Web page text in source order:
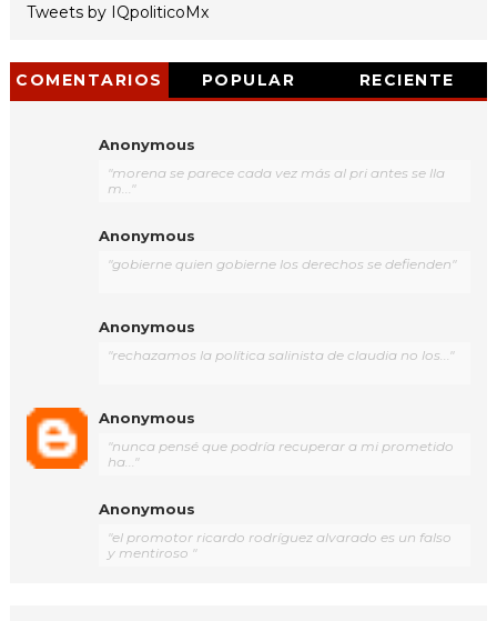
Tweets by IQpoliticoMx
COMENTARIOS POPULAR RECIENTE
Anonymous
"morena se parece cada vez más al pri antes se lla
m..."
Anonymous
"gobierne quien gobierne los derechos se defienden"
Anonymous
"rechazamos la política salinista de claudia no los..."
Anonymous
"nunca pensé que podría recuperar a mi prometido
ha..."
Anonymous
"el promotor ricardo rodríguez alvarado es un falso
y mentiroso "